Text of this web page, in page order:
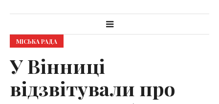
МІСЬКА РАДА
У Вінниці
відзвітували про